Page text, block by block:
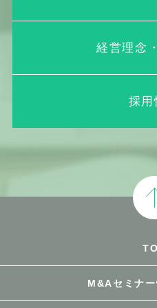
経営理念
採用
M&Aセミナ